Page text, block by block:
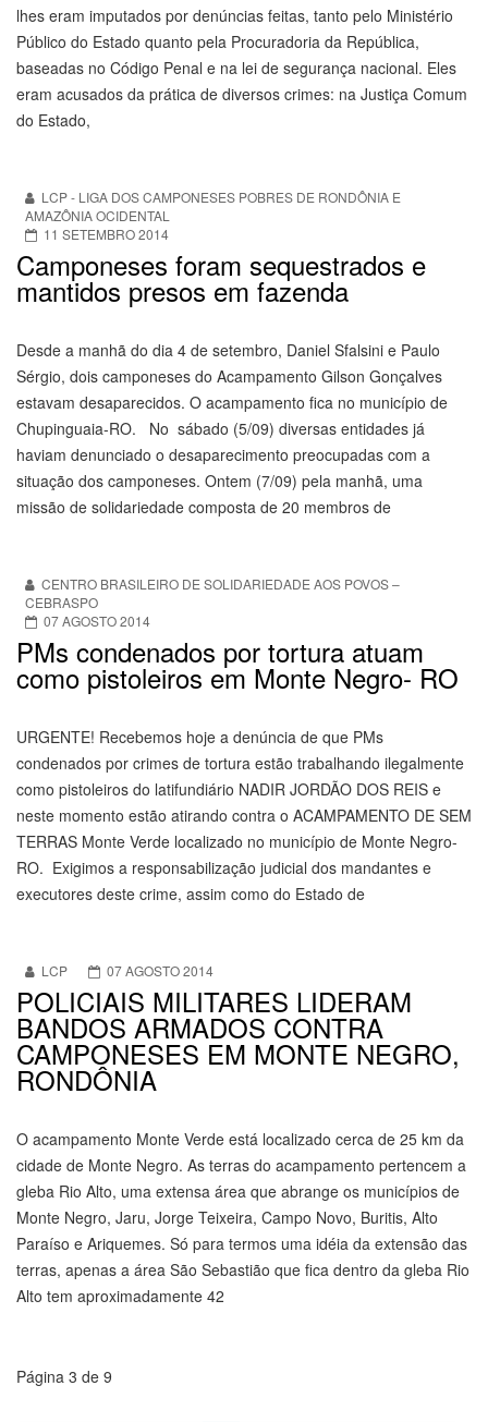
lhes eram imputados por denúncias feitas, tanto pelo Ministério
Público do Estado quanto pela Procuradoria da República,
baseadas no Código Penal e na lei de segurança nacional. Eles
eram acusados da prática de diversos crimes: na Justiça Comum
do Estado,
LCP - LIGA DOS CAMPONESES POBRES DE RONDÔNIA E
AMAZÔNIA OCIDENTAL
11 SETEMBRO 2014
Camponeses foram sequestrados e
mantidos presos em fazenda
Desde a manhã do dia 4 de setembro, Daniel Sfalsini e Paulo
Sérgio, dois camponeses do Acampamento Gilson Gonçalves
estavam desaparecidos. O acampamento fica no município de
Chupinguaia-RO. No sábado (5/09) diversas entidades já
haviam denunciado o desaparecimento preocupadas com a
situação dos camponeses. Ontem (7/09) pela manhã, uma
missão de solidariedade composta de 20 membros de
CENTRO BRASILEIRO DE SOLIDARIEDADE AOS POVOS –
CEBRASPO
07 AGOSTO 2014
PMs condenados por tortura atuam
como pistoleiros em Monte Negro- RO
URGENTE! Recebemos hoje a denúncia de que PMs
condenados por crimes de tortura estão trabalhando ilegalmente
como pistoleiros do latifundiário NADIR JORDÃO DOS REIS e
neste momento estão atirando contra o ACAMPAMENTO DE SEM
TERRAS Monte Verde localizado no município de Monte Negro-
RO. Exigimos a responsabilização judicial dos mandantes e
executores deste crime, assim como do Estado de
LCP 07 AGOSTO 2014
POLICIAIS MILITARES LIDERAM
BANDOS ARMADOS CONTRA
CAMPONESES EM MONTE NEGRO,
RONDÔNIA
O acampamento Monte Verde está localizado cerca de 25 km da
cidade de Monte Negro. As terras do acampamento pertencem a
gleba Rio Alto, uma extensa área que abrange os municípios de
Monte Negro, Jaru, Jorge Teixeira, Campo Novo, Buritis, Alto
Paraíso e Ariquemes. Só para termos uma idéia da extensão das
terras, apenas a área São Sebastião que fica dentro da gleba Rio
Alto tem aproximadamente 42
Página 3 de 9